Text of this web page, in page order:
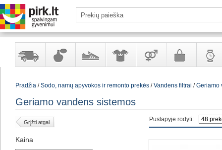
Yra
Kvepalai
kosmetika
Avalynė Apranga
aksesuarai
Prekės
Galanterija
Pradžia/Sodo, namų apyvokos ir remonto prekės/Vandens filtrai /Geriamo
Geriamo vandens sistemos
Puslapyje rodyti:
Grįžti atgal
Kaina